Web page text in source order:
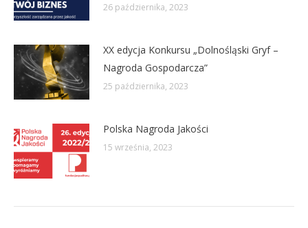
26 października, 2023
XX edycja Konkursu „Dolnośląski Gryf –
Nagroda Gospodarcza”
25 października, 2023
Polska Nagroda Jakości
15 września, 2023